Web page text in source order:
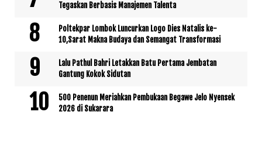
Tegaskan Berbasis Manajemen Talenta
Poltekpar Lombok Luncurkan Logo Dies Natalis ke-
10,Sarat Makna Budaya dan Semangat Transformasi
Lalu Pathul Bahri Letakkan Batu Pertama Jembatan
Gantung Kokok Sidutan
500 Penenun Meriahkan Pembukaan Begawe Jelo Nyensek
2026 di Sukarara